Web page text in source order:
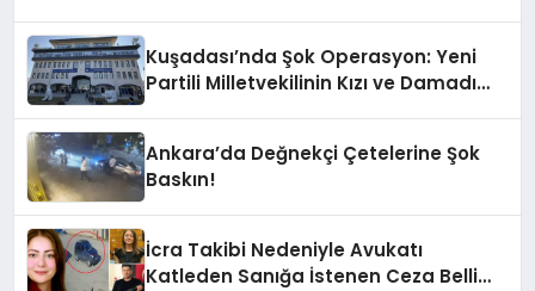
Kuşadası’nda Şok Operasyon: Yeni
Partili Milletvekilinin Kızı ve Damadı
Ankara’da Değnekçi Çetelerine Şok
Baskın!
İcra Takibi Nedeniyle Avukatı
Katleden Sanığa İstenen Ceza Belli